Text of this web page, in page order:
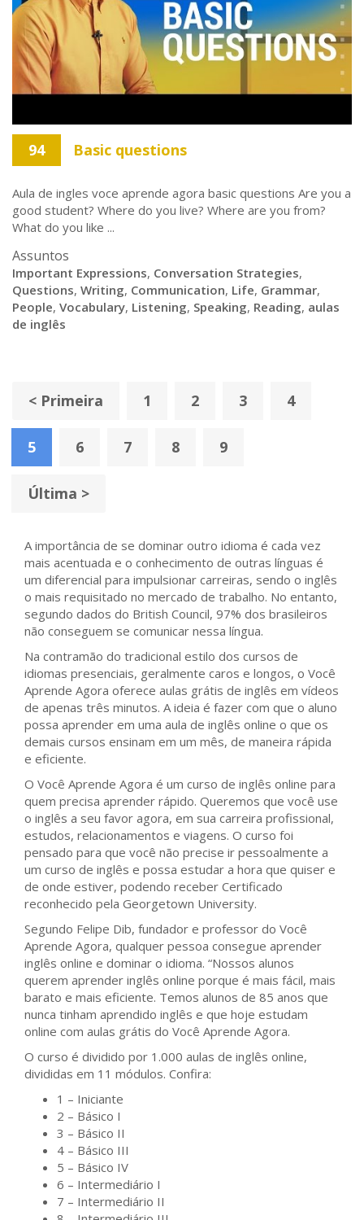
94 Basic questions
Aula de ingles voce aprende agora basic questions Are you a
good student? Where do you live? Where are you from?
What do you like ...
Assuntos
Important Expressions, Conversation Strategies,
Questions, Writing, Communication, Life, Grammar,
People, Vocabulary, Listening, Speaking, Reading, aulas
de inglês
< Primeira 1 2 3 4
5 6 7 8 9
Última >
A importância de se dominar outro idioma é cada vez
mais acentuada e o conhecimento de outras línguas é
um diferencial para impulsionar carreiras, sendo o inglês
o mais requisitado no mercado de trabalho. No entanto,
segundo dados do British Council, 97% dos brasileiros
não conseguem se comunicar nessa língua.
Na contramão do tradicional estilo dos cursos de
idiomas presenciais, geralmente caros e longos, o Você
Aprende Agora oferece aulas grátis de inglês em vídeos
de apenas três minutos. A ideia é fazer com que o aluno
possa aprender em uma aula de inglês online o que os
demais cursos ensinam em um mês, de maneira rápida
e eficiente.
O Você Aprende Agora é um curso de inglês online para
quem precisa aprender rápido. Queremos que você use
o inglês a seu favor agora, em sua carreira profissional,
estudos, relacionamentos e viagens. O curso foi
pensado para que você não precise ir pessoalmente a
um curso de inglês e possa estudar a hora que quiser e
de onde estiver, podendo receber Certificado
reconhecido pela Georgetown University.
Segundo Felipe Dib, fundador e professor do Você
Aprende Agora, qualquer pessoa consegue aprender
inglês online e dominar o idioma. “Nossos alunos
querem aprender inglês online porque é mais fácil, mais
barato e mais eficiente. Temos alunos de 85 anos que
nunca tinham aprendido inglês e que hoje estudam
online com aulas grátis do Você Aprende Agora.
O curso é dividido por 1.000 aulas de inglês online,
divididas em 11 módulos. Confira:
1 – Iniciante
2 – Básico I
3 – Básico II
4 – Básico III
5 – Básico IV
6 – Intermediário I
7 – Intermediário II